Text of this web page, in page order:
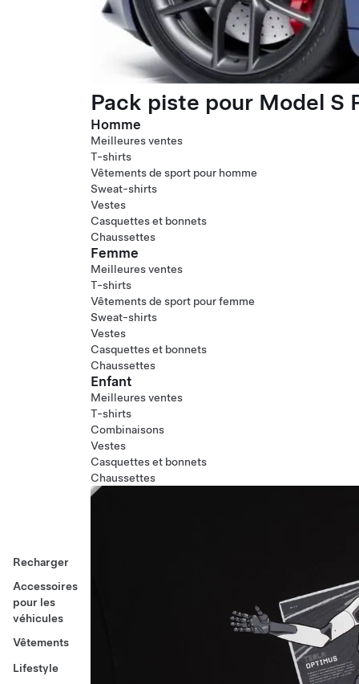
Recharger
Accessoires
pour les
véhicules
Vêtements
Lifestyle
Pack piste pour Model S
Homme
Meilleures ventes
T-shirts
Vêtements de sport pour homme
Sweat-shirts
Vestes
Casquettes et bonnets
Chaussettes
Femme
Meilleures ventes
T-shirts
Vêtements de sport pour femme
Sweat-shirts
Vestes
Casquettes et bonnets
Chaussettes
Enfant
Meilleures ventes
T-shirts
Combinaisons
Vestes
Casquettes et bonnets
Chaussettes